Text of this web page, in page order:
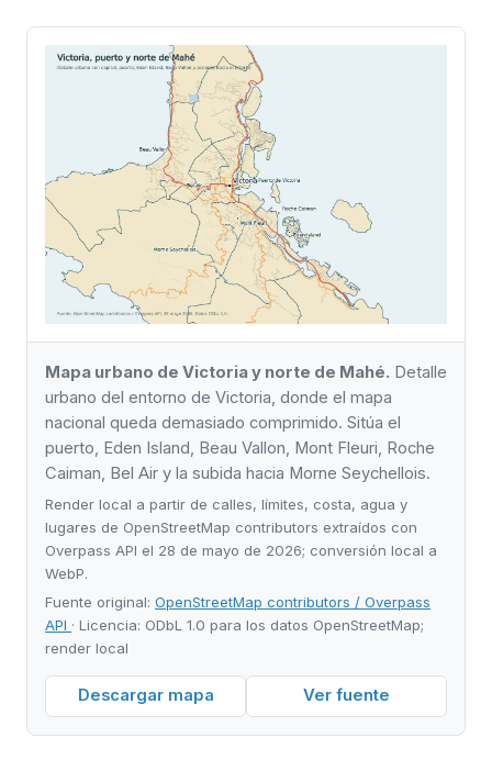
Mapa urbano de Victoria y norte de Mahé. Detalle
urbano del entorno de Victoria, donde el mapa
nacional queda demasiado comprimido. Sitúa el
puerto, Eden Island, Beau Vallon, Mont Fleuri, Roche
Caiman, Bel Air y la subida hacia Morne Seychellois.
Render local a partir de calles, límites, costa, agua y
lugares de OpenStreetMap contributors extraídos con
Overpass API el 28 de mayo de 2026; conversión local a
WebP.
Fuente original: OpenStreetMap contributors / Overpass
API · Licencia: ODbL 1.0 para los datos OpenStreetMap;
render local
Descargar mapa Ver fuente